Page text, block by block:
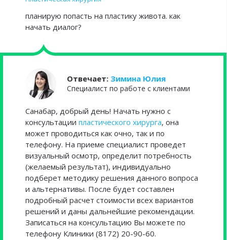
планирую попасть на пластику живота. как
начать диалог?
Отвечает: Зимина Юлия
Cпециалист по работе с клиентами
Санабар, добрый день! Начать нужно с
консультации пластического хирурга, она
может проводиться как очно, так и по
телефону. На приеме специалист проведет
визуальный осмотр, определит потребность
(желаемый результат), индивидуально
подберет методику решения данного вопроса
и альтернативы. После будет составлен
подробный расчет стоимости всех вариантов
решений и даны дальнейшие рекомендации.
Записаться на консультацию Вы можете по
телефону Клиники (8172) 20-90-60.